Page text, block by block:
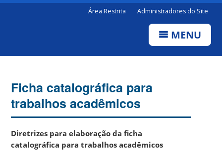
Área Restrita Administradores do Site
MENU
Ficha catalográfica para
trabalhos acadêmicos
Diretrizes para elaboração da ficha
catalográfica para trabalhos acadêmicos